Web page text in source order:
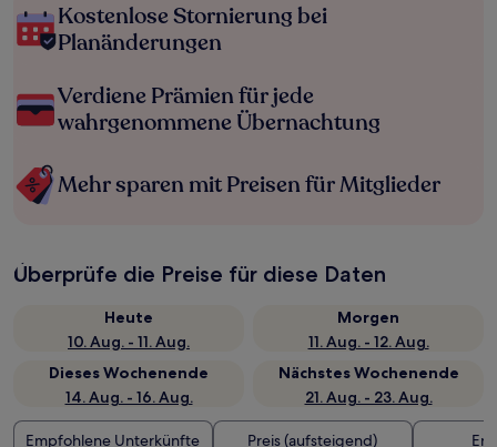
Kostenlose Stornierung bei
Planänderungen
Verdiene Prämien für jede
wahrgenommene Übernachtung
Mehr sparen mit Preisen für Mitglieder
Überprüfe die Preise für diese Daten
Heute
10. Aug. - 11. Aug.
Morgen
11. Aug. - 12. Aug.
Dieses Wochenende
14. Aug. - 16. Aug.
Nächstes Wochenende
21. Aug. - 23. Aug.
Empfohlene Unterkünfte Preis (aufsteigend)